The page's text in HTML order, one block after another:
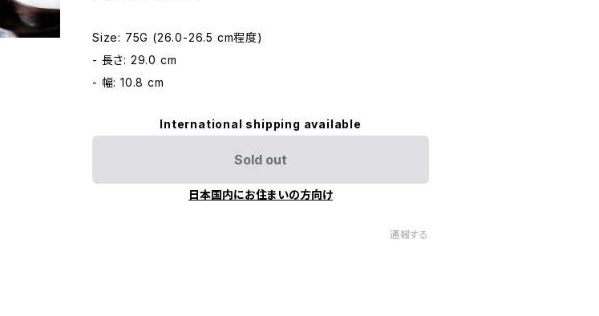
Size: 75G (26.0-26.5 cm程度)
- 長さ: 29.0 cm
- 幅: 10.8 cm
International shipping available
Sold out
日本国内にお住まいの方向け
通報する